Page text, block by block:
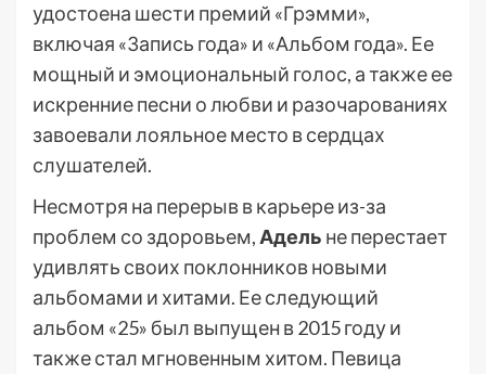
удостоена шести премий «Грэмми»,
включая «Запись года» и «Альбом года». Ее
мощный и эмоциональный голос, а также ее
искренние песни о любви и разочарованиях
завоевали лояльное место в сердцах
слушателей.
Несмотря на перерыв в карьере из-за
проблем со здоровьем, Адель не перестает
удивлять своих поклонников новыми
альбомами и хитами. Ее следующий
альбом «25» был выпущен в 2015 году и
также стал мгновенным хитом. Певица